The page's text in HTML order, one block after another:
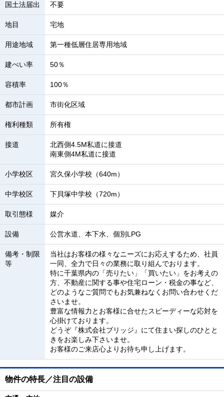
国土法届出 不要
地目 宅地
用途地域 第一種低層住居専用地域
建ぺい率 50％
容積率 100％
都市計画 市街化区域
権利種類 所有権
接道
北西側4.5M私道に接道
南東側4M私道に接道
小学校区 宮久保小学校（640m）
中学校区 下貝塚中学校（720m）
取引態様 媒介
設備 公営水道、本下水、個別LPG
備考・制限
等
当社はお客様の様々なニーズにお応えするため、社員
一同、全力で日々の業務に取り組んでおります。
特に千葉県内の「売りたい」「買いたい」をお考えの
方、不動産に関する事や住宅ローン・税金の事など、
どのようなご質問でもお気兼ねなくお問い合わせくだ
さいませ。
豊富な情報力とお客様に合せたスピーディーな応対を
心掛けております。
どうぞ『株式会社ブリッジ』にて住まい探しのひとと
きをお楽しみ下さいませ。
お客様のご来店心よりお待ち申し上げます。
物件の特長／注目の設備